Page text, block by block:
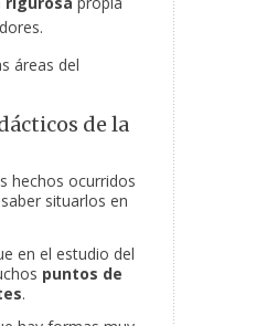
áreas del
de la
hechos ocurridos
situarlos en
en el estudio del
puntos de
.